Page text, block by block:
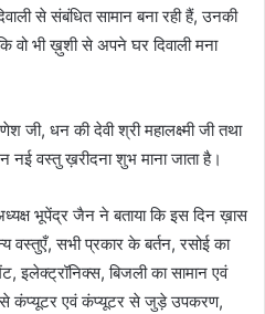
से संबंधित सामान बना रही हैं, उनकी
वो भी ख़ुशी से अपने घर दिवाली मना
जी, धन की देवी श्री महालक्ष्मी जी तथा
नई वस्तु ख़रीदना शुभ माना जाता है।
भूपेंद्र जैन ने बताया कि इस दिन ख़ास
वस्तुएँ, सभी प्रकार के बर्तन, रसोई का
इलेक्ट्रॉनिक्स, बिजली का सामान एवं
कंप्यूटर एवं कंप्यूटर से जुड़े उपकरण,